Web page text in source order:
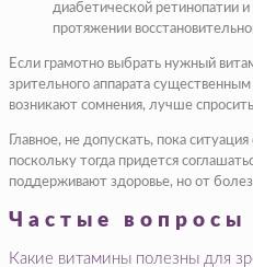
диабетической ретинопатии
протяжении
Если грамотно выбрать нужный
зрительного аппарата
возникают сомнения, лучше
Главное, не допускать, пока
поскольку тогда придется
поддерживают здоровье, но от
Частые вопросы
Какие витамины полезны для